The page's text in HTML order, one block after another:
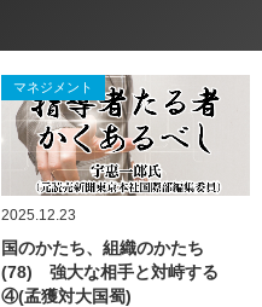
マネジメント
2025.12.23
国のかたち、組織のかたち
(78) 強大な相手と対峙する
④(孟獲対大国蜀)